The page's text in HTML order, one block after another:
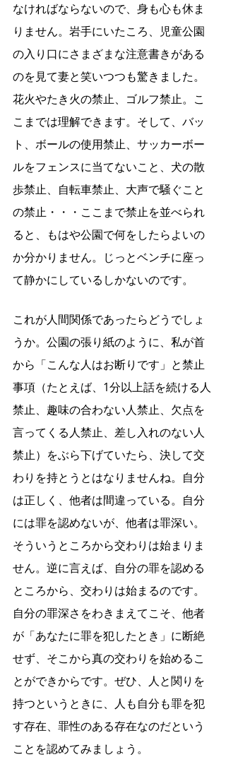
なければならないので、身も心も休ま
りません。岩手にいたころ、児童公園
の入り口にさまざまな注意書きがある
のを見て妻と笑いつつも驚きました。
花火やたき火の禁止、ゴルフ禁止。こ
こまでは理解できます。そして、バッ
ト、ボールの使用禁止、サッカーボー
ルをフェンスに当てないこと、犬の散
歩禁止、自転車禁止、大声で騒ぐこと
の禁止・・・ここまで禁止を並べられ
ると、もはや公園で何をしたらよいの
か分かりません。じっとベンチに座っ
て静かにしているしかないのです。
これが人間関係であったらどうでしょ
うか。公園の張り紙のように、私が首
から「こんな人はお断りです」と禁止
事項（たとえば、1分以上話を続ける人
禁止、趣味の合わない人禁止、欠点を
言ってくる人禁止、差し入れのない人
禁止）をぶら下げていたら、決して交
わりを持とうとはなりませんね。自分
は正しく、他者は間違っている。自分
には罪を認めないが、他者は罪深い。
そういうところから交わりは始まりま
せん。逆に言えば、自分の罪を認める
ところから、交わりは始まるのです。
自分の罪深さをわきまえてこそ、他者
が「あなたに罪を犯したとき」に断絶
せず、そこから真の交わりを始めるこ
とができからです。ぜひ、人と関りを
持つというときに、人も自分も罪を犯
す存在、罪性のある存在なのだという
ことを認めてみましょう。